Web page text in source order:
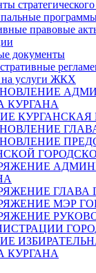
правовые
документы
услуги ЖКХ
КУРГАНА
КУРГАНСКАЯ
ГЛАВА
МЭР
КУРГАНА